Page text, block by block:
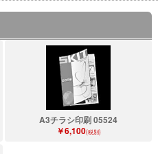
A3チラシ印刷 05524
￥6,100(税別)